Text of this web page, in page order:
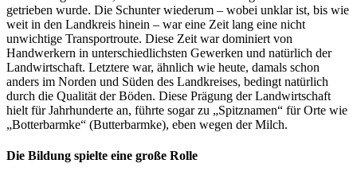
getrieben wurde. Die Schunter wiederum – wobei unklar ist, bis wie
weit in den Landkreis hinein – war eine Zeit lang eine nicht
unwichtige Transportroute. Diese Zeit war dominiert von
Handwerkern in unterschiedlichsten Gewerken und natürlich der
Landwirtschaft. Letztere war, ähnlich wie heute, damals schon
anders im Norden und Süden des Landkreises, bedingt natürlich
durch die Qualität der Böden. Diese Prägung der Landwirtschaft
hielt für Jahrhunderte an, führte sogar zu „Spitznamen“ für Orte wie
„Botterbarmke“ (Butterbarmke), eben wegen der Milch.
Die Bildung spielte eine große Rolle